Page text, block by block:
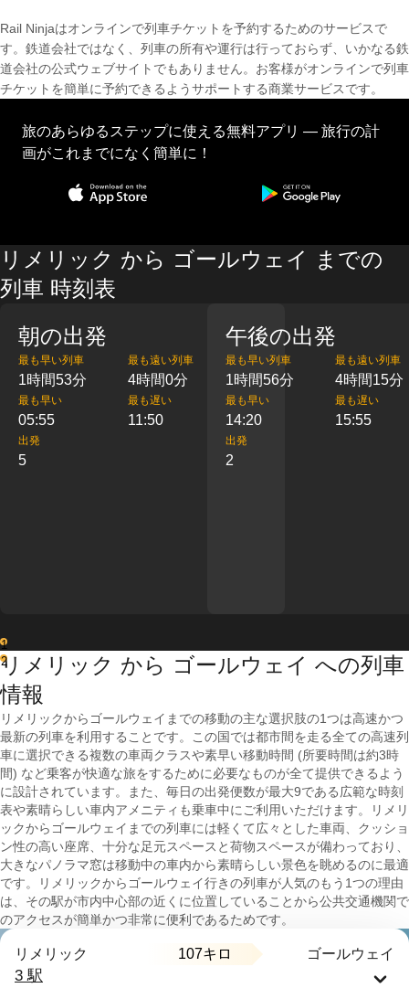
Rail Ninjaはオンラインで列車チケットを予約するためのサービスで
す。鉄道会社ではなく、列車の所有や運行は行っておらず、いかなる鉄
道会社の公式ウェブサイトでもありません。お客様がオンラインで列車
チケットを簡単に予約できるようサポートする商業サービスです。
旅のあらゆるステップに使える無料アプリ — 旅行の計
画がこれまでになく簡単に！
リメリック から ゴールウェイ までの
列車 時刻表
朝の出発
最も早い列車
1時間53分
最も遠い列車
4時間0分
最も早い
05:55
最も遅い
11:50
出発
5
午後の出発
最も早い列車
1時間56分
最も遠い列車
4時間15分
最も早い
14:20
最も遅い
15:55
出発
2
1
2
リメリック から ゴールウェイ への列車
情報
リメリックからゴールウェイまでの移動の主な選択肢の1つは高速かつ
最新の列車を利用することです。この国では都市間を走る全ての高速列
車に選択できる複数の車両クラスや素早い移動時間 (所要時間は約3時
間) など乗客が快適な旅をするために必要なものが全て提供できるよう
に設計されています。また、毎日の出発便数が最大9である広範な時刻
表や素晴らしい車内アメニティも乗車中にご利用いただけます。リメリ
ックからゴールウェイまでの列車には軽くて広々とした車両、クッショ
ン性の高い座席、十分な足元スペースと荷物スペースが備わっており、
大きなパノラマ窓は移動中の車内から素晴らしい景色を眺めるのに最適
です。リメリックからゴールウェイ行きの列車が人気のもう1つの理由
は、その駅が市内中心部の近くに位置していることから公共交通機関で
のアクセスが簡単かつ非常に便利であるためです。
リメリック 107キロ ゴールウェイ
3 駅